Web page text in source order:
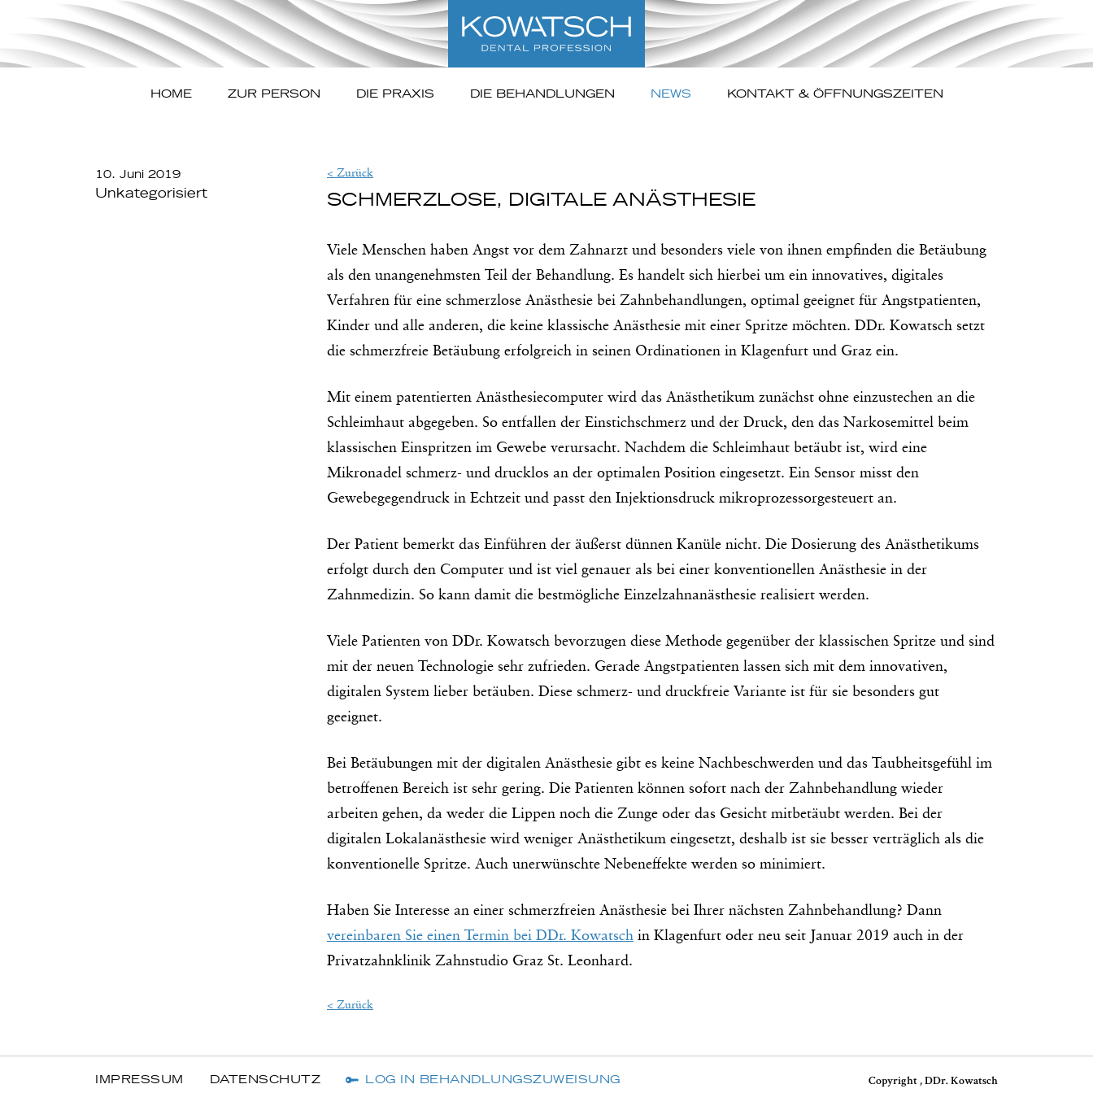
HOME ZUR PERSON DIE PRAXIS DIE BEHANDLUNGEN NEWS KONTAKT & ÖFFNUNGSZEITEN
10. Juni 2019
Unkategorisiert
< Zurück
SCHMERZLOSE, DIGITALE ANÄSTHESIE
Viele Menschen haben Angst vor dem Zahnarzt und besonders viele von ihnen empfinden die Betäubung
als den unangenehmsten Teil der Behandlung. Es handelt sich hierbei um ein innovatives, digitales
Verfahren für eine schmerzlose Anästhesie bei Zahnbehandlungen, optimal geeignet für Angstpatienten,
Kinder und alle anderen, die keine klassische Anästhesie mit einer Spritze möchten. DDr. Kowatsch setzt
die schmerzfreie Betäubung erfolgreich in seinen Ordinationen in Klagenfurt und Graz ein.
Mit einem patentierten Anästhesiecomputer wird das Anästhetikum zunächst ohne einzustechen an die
Schleimhaut abgegeben. So entfallen der Einstichschmerz und der Druck, den das Narkosemittel beim
klassischen Einspritzen im Gewebe verursacht. Nachdem die Schleimhaut betäubt ist, wird eine
Mikronadel schmerz- und drucklos an der optimalen Position eingesetzt. Ein Sensor misst den
Gewebegegendruck in Echtzeit und passt den Injektionsdruck mikroprozessorgesteuert an.
Der Patient bemerkt das Einführen der äußerst dünnen Kanüle nicht. Die Dosierung des Anästhetikums
erfolgt durch den Computer und ist viel genauer als bei einer konventionellen Anästhesie in der
Zahnmedizin. So kann damit die bestmögliche Einzelzahnanästhesie realisiert werden.
Viele Patienten von DDr. Kowatsch bevorzugen diese Methode gegenüber der klassischen Spritze und sind
mit der neuen Technologie sehr zufrieden. Gerade Angstpatienten lassen sich mit dem innovativen,
digitalen System lieber betäuben. Diese schmerz- und druckfreie Variante ist für sie besonders gut
geeignet.
Bei Betäubungen mit der digitalen Anästhesie gibt es keine Nachbeschwerden und das Taubheitsgefühl im
betroffenen Bereich ist sehr gering. Die Patienten können sofort nach der Zahnbehandlung wieder
arbeiten gehen, da weder die Lippen noch die Zunge oder das Gesicht mitbetäubt werden. Bei der
digitalen Lokalanästhesie wird weniger Anästhetikum eingesetzt, deshalb ist sie besser verträglich als die
konventionelle Spritze. Auch unerwünschte Nebeneffekte werden so minimiert.
Haben Sie Interesse an einer schmerzfreien Anästhesie bei Ihrer nächsten Zahnbehandlung? Dann
vereinbaren Sie einen Termin bei DDr. Kowatsch in Klagenfurt oder neu seit Januar 2019 auch in der
Privatzahnklinik Zahnstudio Graz St. Leonhard.
< Zurück
IMPRESSUM DATENSCHUTZ LOG IN BEHANDLUNGSZUWEISUNG Copyright , DDr. Kowatsch